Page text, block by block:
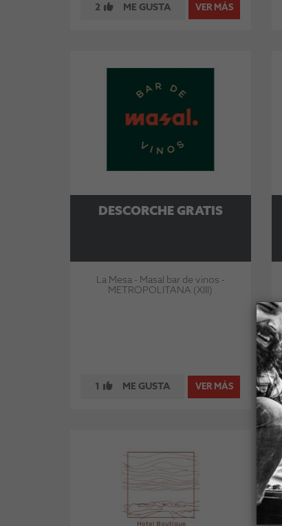
2 ME GUSTA VER MÁS
DESCORCHE GRATIS
La Mesa - Masal bar de vinos -
METROPOLITANA (XIII)
1 ME GUSTA VER MÁS